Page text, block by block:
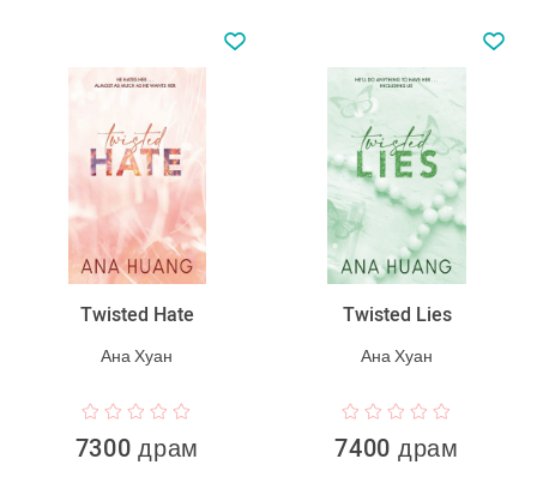
Twisted Hate
Ана Хуан
7300 драм
Twisted Lies
Ана Хуан
7400 драм